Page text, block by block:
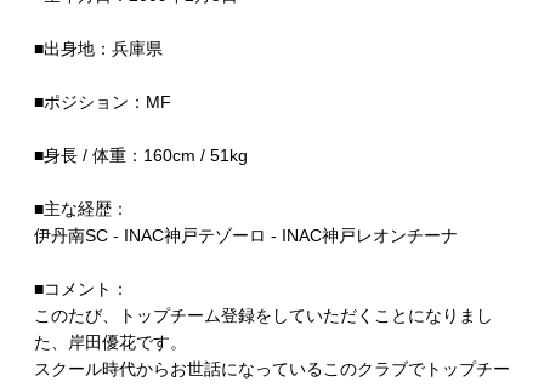
■出身地：兵庫県
■ポジション：MF
■身長 / 体重：160cm / 51kg
■主な経歴：
伊丹南SC - INAC神戸テゾーロ - INAC神戸レオンチーナ
■コメント：
このたび、トップチーム登録をしていただくことになりまし
た、岸田優花です。
スクール時代からお世話になっているこのクラブでトップチー